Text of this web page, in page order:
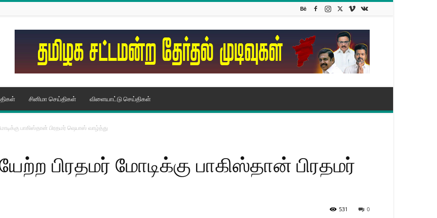
சினிமா செய்திகள் விளையாட்டு செய்திகள்
பாகிஸ்தான் பிரதமர் ஷெபாஸ் வாழ்த்து
பிரதமர் மோடிக்கு பாகிஸ்தான் பிரதமர்
0
531